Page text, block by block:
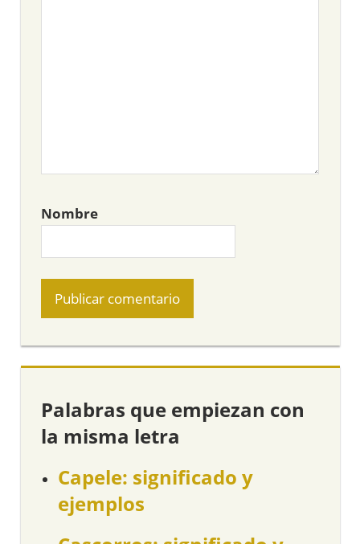
Nombre
Palabras que empiezan con
la misma letra
Capele: significado y
ejemplos